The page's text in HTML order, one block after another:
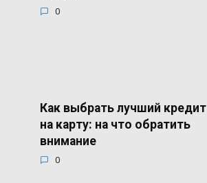
0
Как выбрать лучший кредит
на карту: на что обратить
внимание
0